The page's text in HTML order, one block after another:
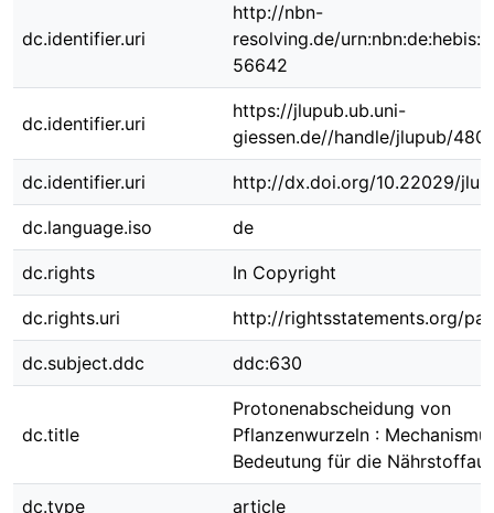
dc.identifier.uri
http://nbn-
resolving.de/
56642
dc.identifier.uri
https://jlupub.ub.uni-
giessen.de//handle/jlupub/
dc.identifier.uri http://dx.doi.org/10.22029/
dc.language.iso de
dc.rights In Copyright
dc.rights.uri http://rightsstatements.org/
dc.subject.ddc ddc:630
dc.title
Protonenabscheidung von
Pflanzenwurzeln :
Bedeutung für die
dc.type article